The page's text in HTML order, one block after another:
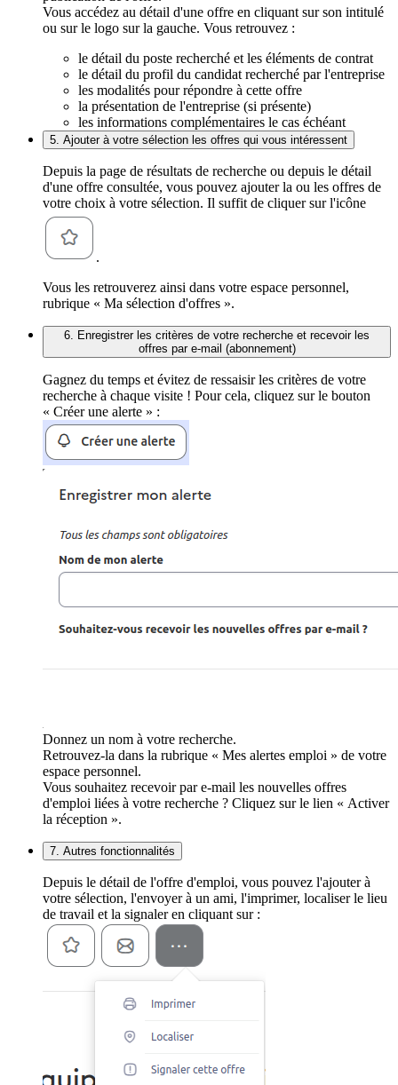
Vous accédez au détail d'une offre en cliquant sur son intitulé
ou sur le logo sur la gauche. Vous retrouvez :
le détail du poste recherché et les éléments de contrat
le détail du profil du candidat recherché par l'entreprise
les modalités pour répondre à cette offre
la présentation de l'entreprise (si présente)
les informations complémentaires le cas échéant
5. Ajouter à votre sélection les offres qui vous intéressent
Depuis la page de résultats de recherche ou depuis le détail
d'une offre consultée, vous pouvez ajouter la ou les offres de
votre choix à votre sélection. Il suffit de cliquer sur l'icône
.
Vous les retrouverez ainsi dans votre espace personnel,
rubrique « Ma sélection d'offres ».
6. Enregistrer les critères de votre recherche et recevoir les
offres par e-mail (abonnement)
Gagnez du temps et évitez de ressaisir les critères de votre
recherche à chaque visite ! Pour cela, cliquez sur le bouton
« Créer une alerte » :
Donnez un nom à votre recherche.
Retrouvez-la dans la rubrique « Mes alertes emploi » de votre
espace personnel.
Vous souhaitez recevoir par e-mail les nouvelles offres
d'emploi liées à votre recherche ? Cliquez sur le lien « Activer
la réception ».
7. Autres fonctionnalités
Depuis le détail de l'offre d'emploi, vous pouvez l'ajouter à
votre sélection, l'envoyer à un ami, l'imprimer, localiser le lieu
de travail et la signaler en cliquant sur :